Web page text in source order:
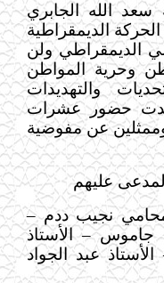
الله الجابري
الديمقراطية
الديمقراطي ولن
وحرية المواطن
والتهديدات
حضور عشرات
عن مفوضية
عليهم
نجيب ددم –
جاموس – الأستاذ
عبد الجواد